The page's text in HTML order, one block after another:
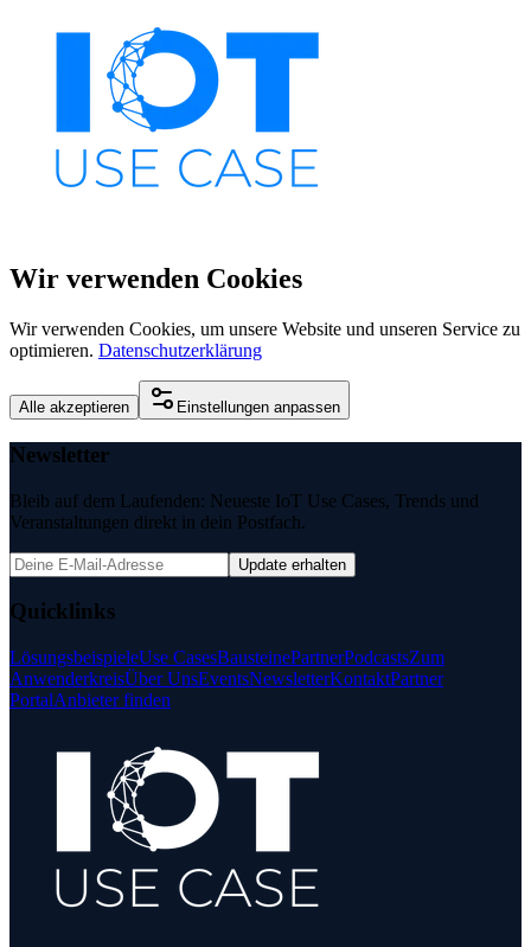
Wir verwenden Cookies
Wir verwenden Cookies, um unsere Website und unseren Service zu
optimieren. Datenschutzerklärung
Alle akzeptieren Einstellungen anpassen
Newsletter
Bleib auf dem Laufenden: Neueste IoT Use Cases, Trends und
Veranstaltungen direkt in dein Postfach.
Update erhalten
Quicklinks
LösungsbeispieleUse CasesBausteinePartnerPodcastsZum
AnwenderkreisÜber UnsEventsNewsletterKontaktPartner
PortalAnbieter finden